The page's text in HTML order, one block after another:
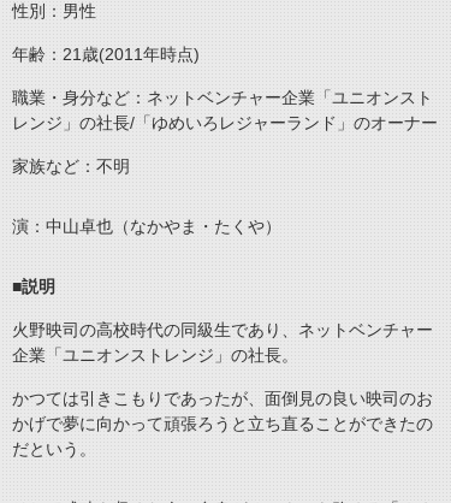
性別：男性
年齢：21歳(2011年時点)
職業・身分など：ネットベンチャー企業「ユニオンスト
レンジ」の社長/「ゆめいろレジャーランド」のオーナー
家族など：不明
演：中山卓也（なかやま・たくや）
■説明
火野映司の高校時代の同級生であり、ネットベンチャー
企業「ユニオンストレンジ」の社長。
かつては引きこもりであったが、面倒見の良い映司のお
かげで夢に向かって頑張ろうと立ち直ることができたの
だという。